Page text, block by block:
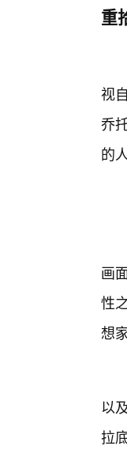
重
视
乔
的
画
性
想
以
拉